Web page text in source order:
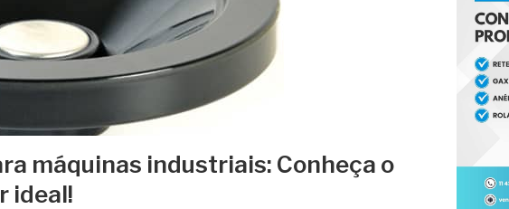
máquinas industriais: Conheça o
ideal!